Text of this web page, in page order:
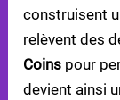
construisent
relèvent des
Coins pour
devient ainsi